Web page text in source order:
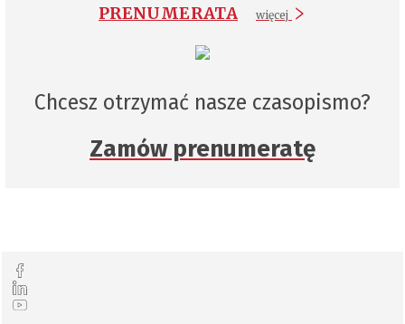
PRENUMERATA więcej
Chcesz otrzymać nasze czasopismo?
Zamów prenumeratę